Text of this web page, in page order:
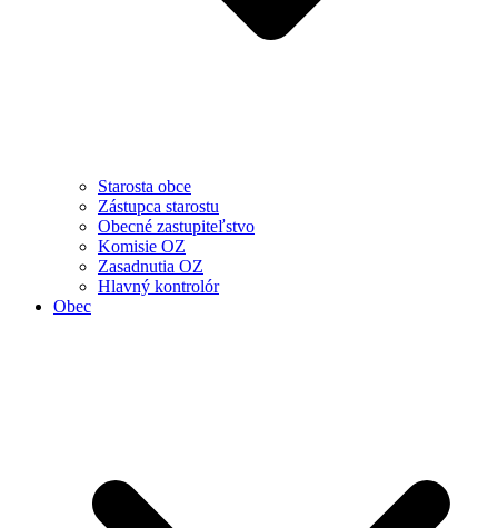
Starosta obce
Zástupca starostu
Obecné zastupiteľstvo
Komisie OZ
Zasadnutia OZ
Hlavný kontrolór
Obec